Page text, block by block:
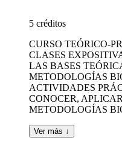
5 créditos
CURSO TEÓRICO-
CLASES
LAS BASES
METODOLOGÍAS
ACTIVIDADES
CONOCER,
METODOLOGÍAS
Ver más ↓